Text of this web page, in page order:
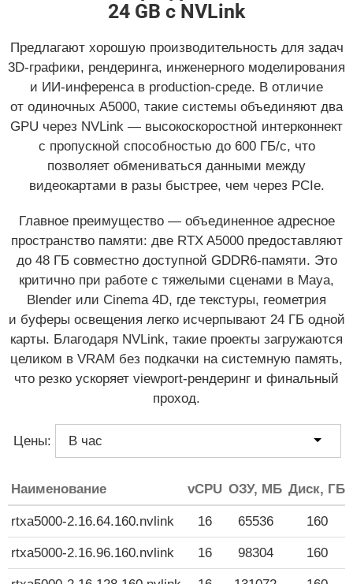
24 GB с NVLink
Предлагают хорошую производительность для задач
3D-графики, рендеринга, инженерного моделирования
и ИИ-инференса в production-среде. В отличие
от одиночных A5000, такие системы объединяют два
GPU через NVLink — высокоскоростной интерконнект
с пропускной способностью до 600 ГБ/с, что
позволяет обмениваться данными между
видеокартами в разы быстрее, чем через PCIe.
Главное преимущество — объединенное адресное
пространство памяти: две RTX A5000 предоставляют
до 48 ГБсовместно доступной GDDR6-памяти. Это
критично при работе с тяжелыми сценами в Maya,
Blender или Cinema 4D, где текстуры, геометрия
и буферы освещения легко исчерпывают 24 ГБ одной
карты. Благодаря NVLink, такие проекты загружаются
целиком в VRAM без подкачки на системную память,
что резко ускоряет viewport-рендеринг и финальный
проход.
Цены:
Наименование vCPU ОЗУ, МБ Диск, ГБ
rtxa5000-2.16.64.160.nvlink 16 65536 160
rtxa5000-2.16.96.160.nvlink 16 98304 160